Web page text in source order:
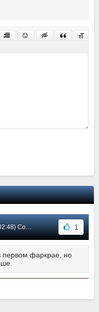
#1 1
первом фаркрае, но